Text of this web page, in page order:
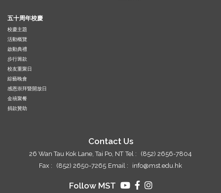
五十周年校慶
校慶主題
活動概覽
啟動典禮
步行籌款
校友重聚日
綜藝晚會
感恩崇拜暨開放日
金禧聚餐
捐款贊助
Contact Us
26 Wan Tau Kok Lane, Tai Po, NT Tel :
(852) 2656-7804
Fax :
(852) 2650-7265 Email : info@mst.edu.hk
Follow MST